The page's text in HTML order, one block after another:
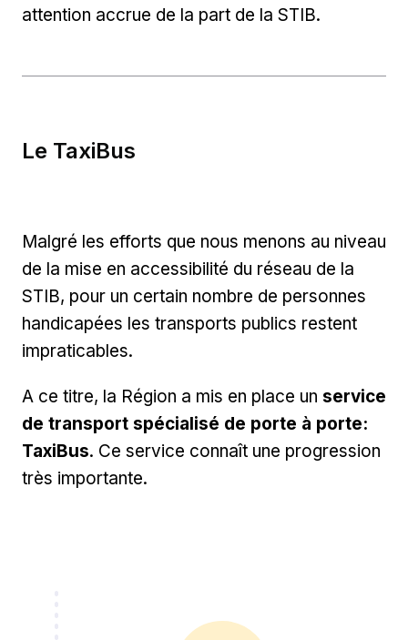
attention accrue de la part de la STIB.
Le TaxiBus
Malgré les efforts que nous menons au niveau
de la mise en accessibilité du réseau de la
STIB, pour un certain nombre de personnes
handicapées les transports publics restent
impraticables.
A ce titre, la Région a mis en place un service
de transport spécialisé de porte à porte:
TaxiBus. Ce service connaît une progression
très importante.